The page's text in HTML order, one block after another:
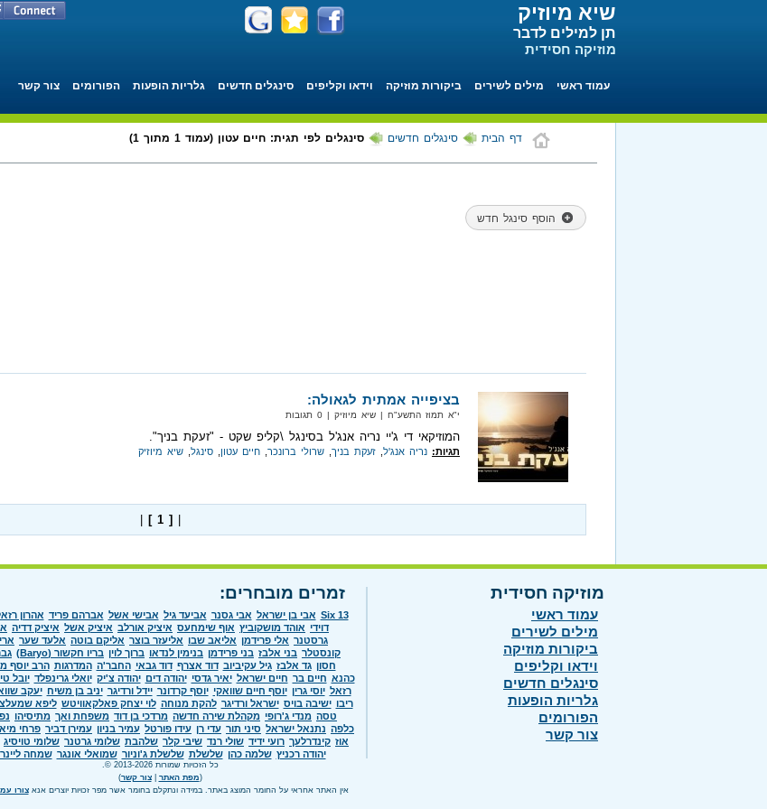
שיא מיוזיק
תן למילים לדבר
מוזיקה חסידית
עמוד ראשי מילים לשירים ביקורות מוזיקה וידאו וקליפים סינגלים חדשים גלריות הופעות הפורומים צור קשר
דף הבית סינגלים חדשים סינגלים לפי תגית: חיים עטון (עמוד 1 מתוך 1)
הוסף סינגל חדש
בציפייה אמתית לגאולה:
י"א תמוז התשע"ח‏ | שיא מיוזיק‏ | 0 תגובות
המוזיקאי די ג'יי נריה אנג'ל בסינגל \קליפ שקט - "זעקת בניך".
תגיות: נריה אנג'ל זעקת בניך שרולי ברונכר חיים עטון סינגל שיא מיוזיק
[ 1 ]
מוזיקה חסידית
עמוד ראשי
מילים לשירים
ביקורות מוזיקה
וידאו וקליפים
סינגלים חדשים
גלריות הופעות
הפורומים
צור קשר
זמרים מובחרים:
Six 13 אבי בן ישראל אבי גסנר אביעד גיל אבישי אשל אברהם פריד אהרון
דוידי אוהד מושקוביץ אוף שימחעס איציק אורלב איציק אשל איציק דדיה
גרסטנר אלי פרידמן אליאב שבו אליעזר בוצר אליקם בוטה אלעד שער
קונסטלר בני אלבז בני פרידמן בנימין לנדאו ברוך לוין בריו חקשור (Baryo)
חסון גד אלבז גיל עקיביוב דוד אצרף דוד גבאי החבר'ה המדרגות הרב יוסף
כהנא חיים בר חיים ישראל יאיר גדסי יהודה דים יהודה צ'יק יואלי גרינפלד יובל
רזאל יוסי גרין יוסף חיים שוואקי יוסף קרדונר יידל ורדיגר יניב בן משיח יעקב
ריבו ישיבה בויס ישראל ורדיגר להקת מנוחה לוי יצחק פאלקאוויטש ליפא
טסה מנדי ג'רופי מקהלת שירה חדשה מרדכי בן דוד משפחת ואך מתיסיהו
כלפה נתנאל ישראל סיני תור עדי רן עידו פורטל עמיר בניון עמירן דביר פרחי
אוז קינדרלעך רועי ידיד שולי רנד שיבי קלר שלהבת שלומי גרטנר שלומי טויסיג
יהודה רכניץ שלמה כהן שלשלת שלשלת ג'וניור שמואלי אונגר שמחה ליינר
כל הזכויות שמורות 2013-2026 ©.
(מפת האתר |צור קשר)
אין האתר אחראי על החומר המוצג באתר. במידה ונתקלם בחומר אשר מפר זכויות יוצרים אנאצורו